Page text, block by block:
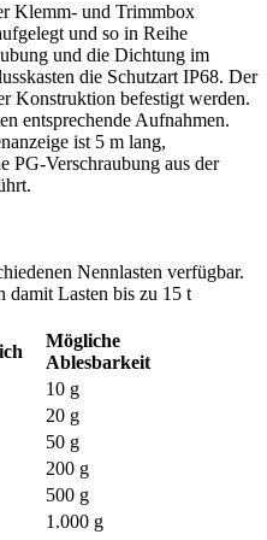
Klemm- und Trimmbox
und so in Reihe
und die Dichtung im
die Schutzart IP68. Der
Konstruktion befestigt werden.
entsprechende Aufnahmen.
ist 5 m lang,
PG-Verschraubung aus der
Nennlasten verfügbar.
damit Lasten bis zu 15 t
Mögliche
Ablesbarkeit
10 g
20 g
50 g
200 g
500 g
1.000 g